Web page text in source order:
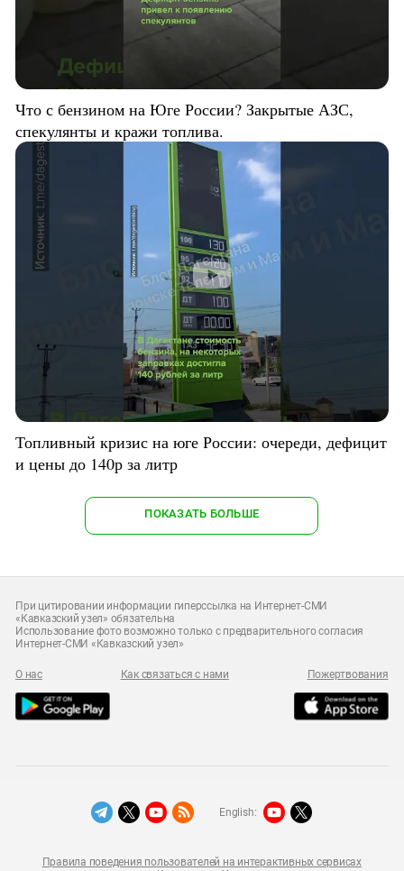
Что с бензином на Юге России? Закрытые АЗС,
спекулянты и кражи топлива.
Топливный кризис на юге России: очереди, дефицит
и цены до 140р за литр
ПОКАЗАТЬ БОЛЬШЕ
При цитировании информации гиперссылка на Интернет-СМИ
«Кавказский узел» обязательна
Использование фото возможно только с предварительного согласия
Интернет-СМИ «Кавказский узел»
О нас Как связаться с нами Пожертвования
Правила поведения пользователей на интерактивных сервисах
English: